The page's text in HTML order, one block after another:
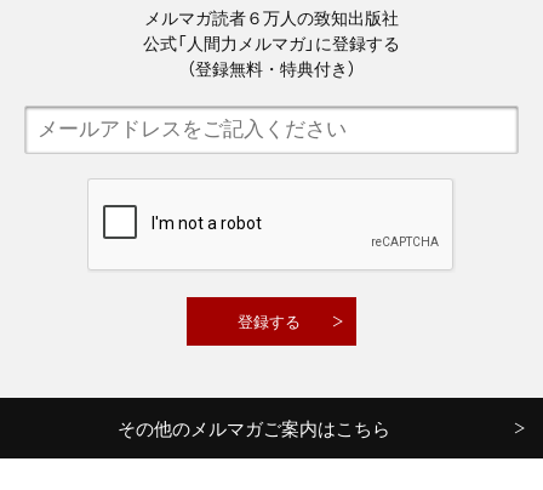
メルマガ読者６万人の致知出版社
公式「人間力メルマガ」に登録する
（登録無料・特典付き）
その他のメルマガご案内はこちら